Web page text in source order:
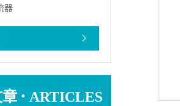
器
· ARTICLES